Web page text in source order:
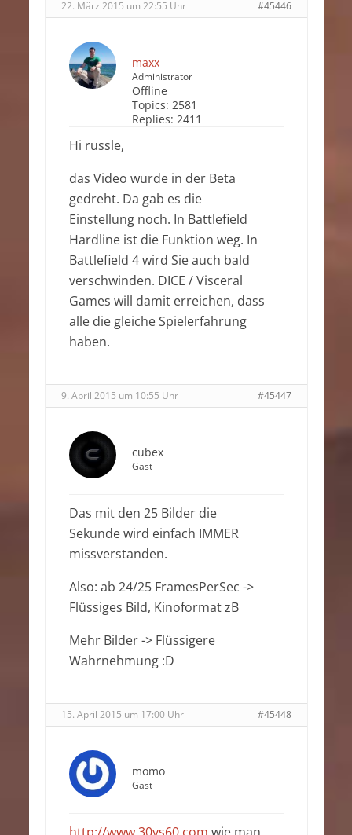
22. März 2015 um 22:55 Uhr #45446
maxx
Administrator
Offline
Topics: 2581
Replies: 2411
Hi russle,
das Video wurde in der Beta
gedreht. Da gab es die
Einstellung noch. In Battlefield
Hardline ist die Funktion weg. In
Battlefield 4 wird Sie auch bald
verschwinden. DICE / Visceral
Games will damit erreichen, dass
alle die gleiche Spielerfahrung
haben.
9. April 2015 um 10:55 Uhr #45447
cubex
Gast
Das mit den 25 Bilder die
Sekunde wird einfach IMMER
missverstanden.
Also: ab 24/25 FramesPerSec ->
Flüssiges Bild, Kinoformat zB
Mehr Bilder -> Flüssigere
Wahrnehmung :D
15. April 2015 um 17:00 Uhr #45448
momo
Gast